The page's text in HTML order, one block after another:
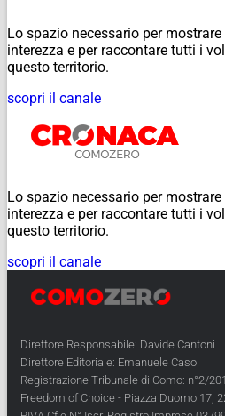
Lo spazio necessario per
interezza e per raccontare tutti i
questo territorio.
scopri il canale
Lo spazio necessario per
interezza e per raccontare tutti i
questo territorio.
scopri il canale
Direttore Responsabile: Davide Cantoni
Direttore Editoriale: Emanuele Caso
Registrazione Tribunale di Como: n°2/
Freedom of Choice - Piazza Duomo 17,